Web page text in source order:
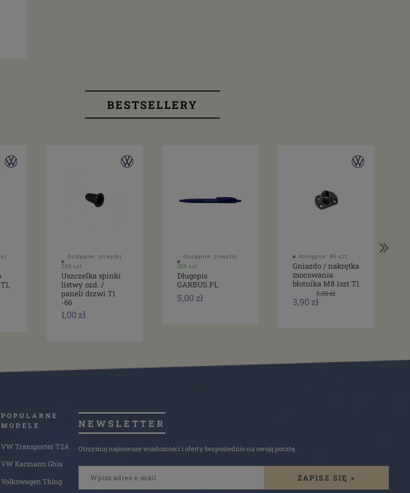
BESTSELLERY
dostępne: powyżej
200 szt.
Uszczelka spinki
listwy ozd. /
paneli drzwi T1
-66
1,00 zł
dostępne: powyżej
200 szt.
Długopis
GARBUS.PL
5,00 zł
dostępne: 85 szt.
Gniazdo / nakrętka
mocowania
błotnika M8 1szt T1
5,00 zł
3,90 zł
POPULARNE
MODELE
VW Transporter T2A
VW Karmann Ghia
Volkswagen Thing
NEWSLETTER
Otrzymuj najnowsze wiadomości i oferty bezpośrednio na swoją pocztę.
ZAPISZ SIĘ >